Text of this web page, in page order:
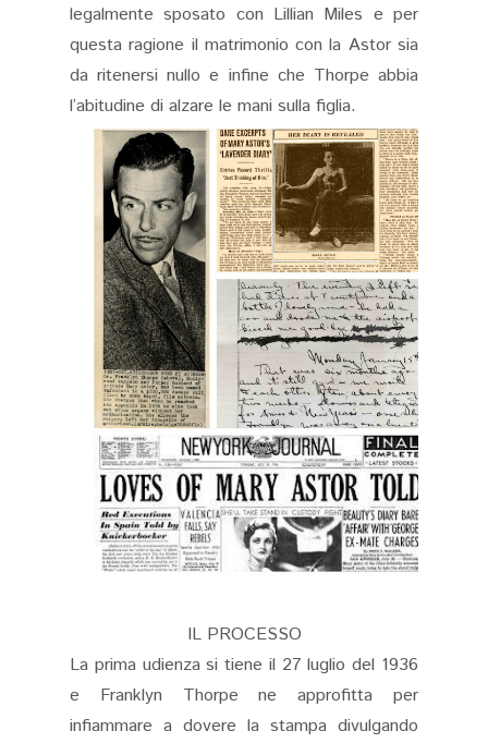
legalmente sposato con Lillian Miles e per
questa ragione il matrimonio con la Astor sia
da ritenersi nullo e infine che Thorpe abbia
l’abitudine di alzare le mani sulla figlia.
IL PROCESSO
La prima udienza si tiene il 27 luglio del 1936
e Franklyn Thorpe ne approfitta per
infiammare a dovere la stampa divulgando